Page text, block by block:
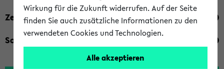
Zeiten
Sonstiges
Wirkung für die Zukunft widerrufen. Auf der Seite
finden Sie auch zusätzliche Informationen zu den
verwendeten Cookies und Technologien.
Alle akzeptieren